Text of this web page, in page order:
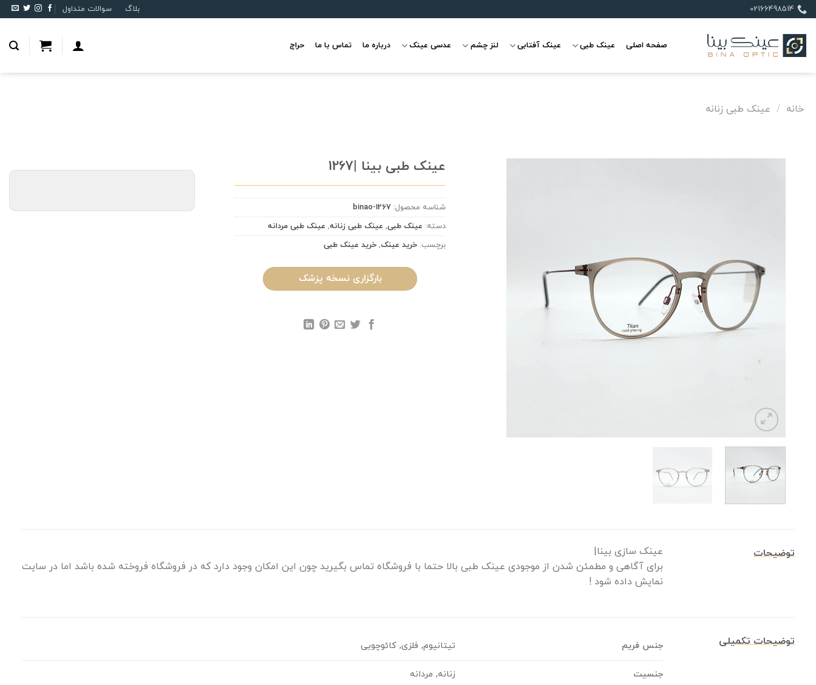
Skip
to
content
02166498514 بلاگ سوالات متداول
صفحه اصلی عینک طبی عینک آفتابی لنز چشم عدسی عینک درباره ما تماس با ما حراج
خانه / عینک طبی زنانه
عینک طبی بینا |1267
شناسه محصول: binao-1267
دسته: عینک طبی, عینک طبی زنانه, عینک طبی مردانه
برچسب: خرید عینک, خرید عینک طبی
بارگزاری نسخه پزشک
توضیحات
عینک سازی بینا|
برای آگاهی و مطمئن شدن از موجودی عینک طبی بالا حتما با فروشگاه تماس بگیرید چون این امکان وجود دارد که در فروشگاه فروخته شده باشد اما در سایت
نمایش داده شود !
توضیحات تکمیلی جنس فریم تیتانیوم, فلزی, کائوچویی
جنسیت زنانه, مردانه